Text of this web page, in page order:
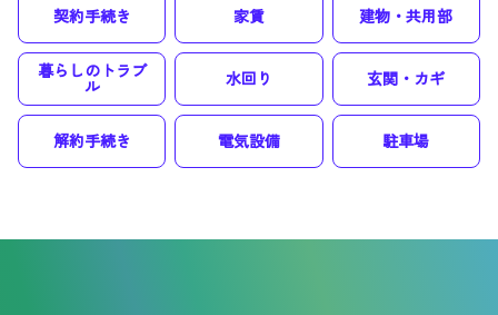
契約手続き 家賃 建物・共用部
暮らしのトラブ
ル 水回り 玄関・カギ
解約手続き 電気設備 駐車場